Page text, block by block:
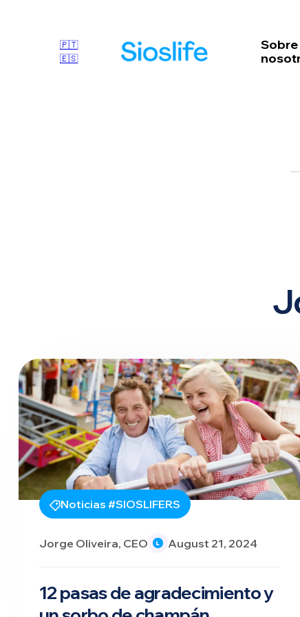
🇵🇹
🇪🇸
Sobre
Noticias #SIOSLIFERS
Jorge Oliveira, CEO August 21, 2024
12 pasas de agradecimiento y